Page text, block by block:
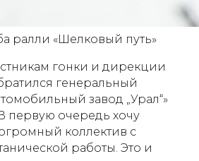
ралли «Шелковый путь»
гонки и дирекции
генеральный
завод „Урал“»
первую очередь хочу
коллектив с
работы. Это и